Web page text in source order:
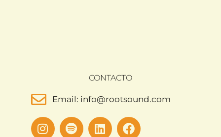
CONTACTO
Email: info@rootsound.com